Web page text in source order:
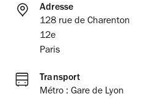
Adresse
128 rue de Charenton
12e
Paris
Transport
Métro : Gare de Lyon